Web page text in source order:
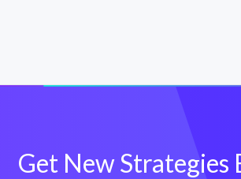
Get New Strategies